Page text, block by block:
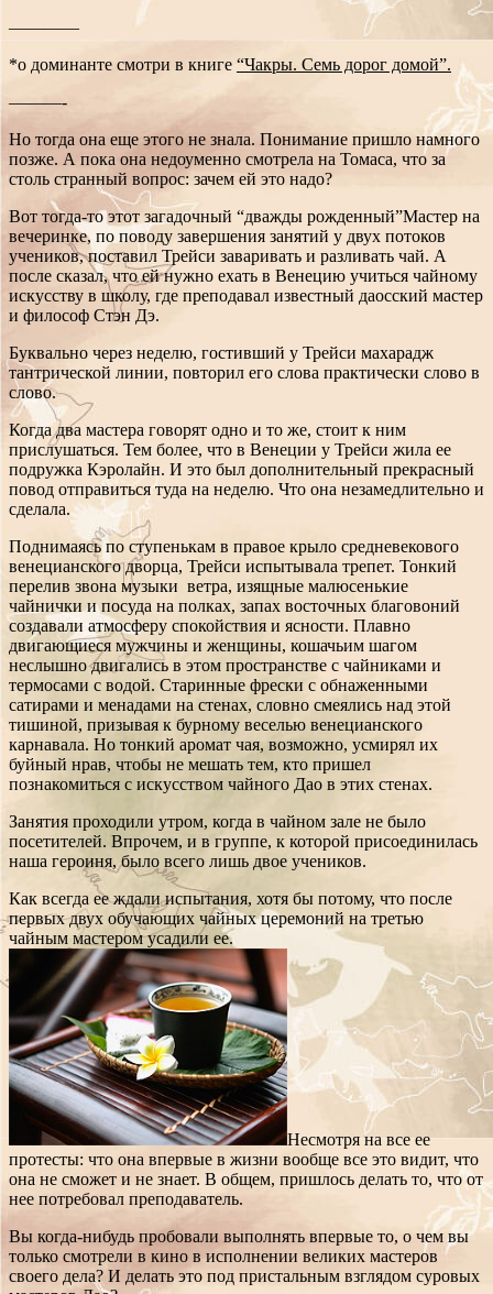
————
*о доминанте смотри в книге “Чакры. Семь дорог домой”.
———-
Но тогда она еще этого не знала. Понимание пришло намного
позже. А пока она недоуменно смотрела на Томаса, что за
столь странный вопрос: зачем ей это надо?
Вот тогда-то этот загадочный “дважды рожденный”Мастер на
вечеринке, по поводу завершения занятий у двух потоков
учеников, поставил Трейси заваривать и разливать чай. А
после сказал, что ей нужно ехать в Венецию учиться чайному
искусству в школу, где преподавал известный даосский мастер
и философ Стэн Дэ.
Буквально через неделю, гостивший у Трейси махарадж
тантрической линии, повторил его слова практически слово в
слово.
Когда два мастера говорят одно и то же, стоит к ним
прислушаться. Тем более, что в Венеции у Трейси жила ее
подружка Кэролайн. И это был дополнительный прекрасный
повод отправиться туда на неделю. Что она незамедлительно и
сделала.
Поднимаясь по ступенькам в правое крыло средневекового
венецианского дворца, Трейси испытывала трепет. Тонкий
перелив звона музыки ветра, изящные малюсенькие
чайнички и посуда на полках, запах восточных благовоний
создавали атмосферу спокойствия и ясности. Плавно
двигающиеся мужчины и женщины, кошачьим шагом
неслышно двигались в этом пространстве с чайниками и
термосами с водой. Старинные фрески с обнаженными
сатирами и менадами на стенах, словно смеялись над этой
тишиной, призывая к бурному веселью венецианского
карнавала. Но тонкий аромат чая, возможно, усмирял их
буйный нрав, чтобы не мешать тем, кто пришел
познакомиться с искусством чайного Дао в этих стенах.
Занятия проходили утром, когда в чайном зале не было
посетителей. Впрочем, и в группе, к которой присоединилась
наша героиня, было всего лишь двое учеников.
Как всегда ее ждали испытания, хотя бы потому, что после
первых двух обучающих чайных церемоний на третью
чайным мастером усадили ее.
Несмотря на все ее
протесты: что она впервые в жизни вообще все это видит, что
она не сможет и не знает. В общем, пришлось делать то, что от
нее потребовал преподаватель.
Вы когда-нибудь пробовали выполнять впервые то, о чем вы
только смотрели в кино в исполнении великих мастеров
своего дела? И делать это под пристальным взглядом суровых